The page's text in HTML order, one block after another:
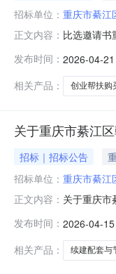
招标单位： 重庆市綦江
正文内容： 比选邀请书
来源财政资
资格条件：
发布时间： 2026-04-
相关产品：
创业帮扶购
关于重庆市綦江
招标｜招标公告
招标单位： 重庆市綦江
正文内容： 关于重庆市
单位哈尔滨
根据《重庆
发布时间： 2026-04-
相关产品：
续建配套与